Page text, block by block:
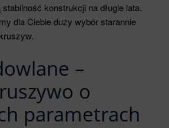
konstrukcji na długie lata.
dla Ciebie duży wybór starannie
–
o
parametrach